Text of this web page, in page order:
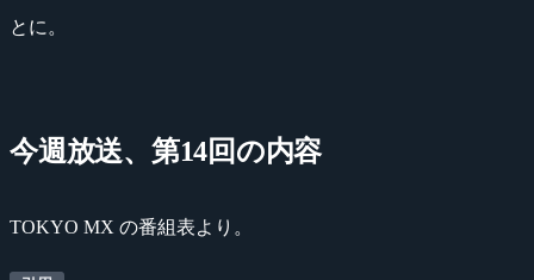
とに。
今週放送、第14回の内容
TOKYO MX の番組表より。